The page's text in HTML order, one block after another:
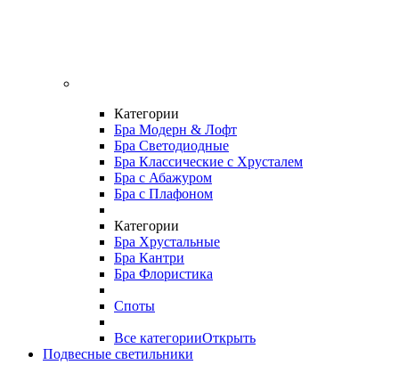
Категории
Бра Модерн & Лофт
Бра Светодиодные
Бра Классические с Хрусталем
Бра с Абажуром
Бра с Плафоном
Категории
Бра Хрустальные
Бра Кантри
Бра Флористика
Споты
Все категорииОткрыть
Подвесные светильники